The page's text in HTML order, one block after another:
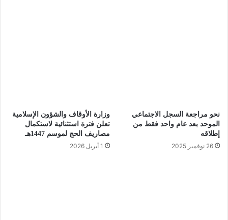
نحو مراجعة السجل الاجتماعي
الموحد بعد عام واحد فقط من
إطلاقه
26 نوفمبر 2025
وزارة الأوقاف والشؤون الإسلامية
تعلن فترة استثنائية لاستكمال
مصاريف الحج لموسم 1447هـ
1 أبريل 2026